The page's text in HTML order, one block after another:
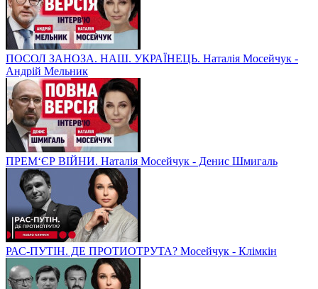
ПОСОЛ ЗАНОЗА. НАШ. УКРАЇНЕЦЬ. Наталія Мосейчук -
Андрій Мельник
ПРЕМ‘ЄР ВІЙНИ. Наталія Мосейчук - Денис Шмигаль
РАС-ПУТІН. ДЕ ПРОТИОТРУТА? Мосейчук - Клімкін